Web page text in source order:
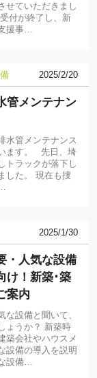
せていただきまし
付が終了し、新
援事…
2025/2/20
管メンテナン
水管メンテナンス
ます。 先日、埼
トラックが落下し
した。 現在も捜
2025/1/30
・人気な設備
け！新築･築
案内
な設備と聞いて、
ょうか？ 新築時
築会社やハウスメ
設備の導入を説明
設備…